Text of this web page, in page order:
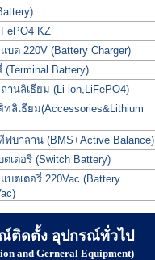
KZ
บต 220V (Battery Charger)
(Terminal Battery)
านลิเธียม (Li-ion,LiFePO4)
ลิเธียม(Accessories&Lithium
ฟบาลาน (BMS+Active Balance)
เตอรี่ (Switch Battery)
บตเตอรี่ 220Vac (Battery
ติดตั้ง อุปกรณ์ทั่วไป
and Gerneral Equipment)